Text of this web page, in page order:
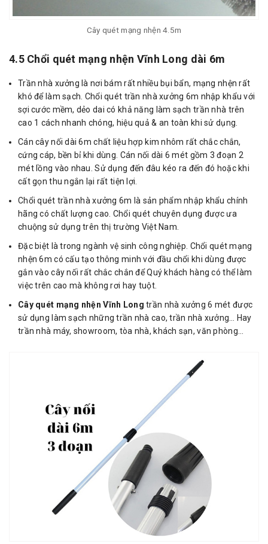
Cây quét mạng nhện 4.5m
4.5 Chổi quét mạng nhện Vĩnh Long dài 6m
Trần nhà xưởng là nơi bám rất nhiều bụi bẩn, mạng nhện rất
khó để làm sạch. Chổi quét trần nhà xưởng 6m nhập khẩu với
sợi cước mềm, dẻo dai có khả năng làm sạch trần nhà trên
cao 1 cách nhanh chóng, hiệu quả & an toàn khi sử dụng.
Cán cây nối dài 6m chất liệu hợp kim nhôm rất chắc chắn,
cứng cáp, bền bỉ khi dùng. Cán nối dài 6 mét gồm 3 đoạn 2
mét lồng vào nhau. Sử dụng đến đâu kéo ra đến đó hoặc khi
cất gọn thu ngắn lại rất tiện lợi.
Chổi quét trần nhà xưởng 6m là sản phẩm nhập khẩu chính
hãng có chất lượng cao. Chổi quét chuyên dụng được ưa
chuộng sử dụng trên thị trường Việt Nam.
Đặc biệt là trong ngành vệ sinh công nghiệp. Chổi quét mạng
nhện 6m có cấu tạo thông minh với đầu chổi khi dùng được
gắn vào cây nối rất chắc chắn để Quý khách hàng có thể làm
việc trên cao mà không rơi hay tuột.
Cây quét mạng nhện Vĩnh Long trần nhà xưởng 6 mét được
sử dụng làm sạch những trần nhà cao, trần nhà xưởng… Hay
trần nhà máy, showroom, tòa nhà, khách sạn, văn phòng…